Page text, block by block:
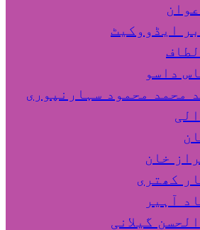
ایڈووکیٹ
داسو
محمد محمود سہارنپوری
خان
کھتری
آہیر
گیلانی